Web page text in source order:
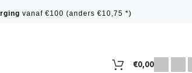
vanaf €100 (anders €10,75 *)
€0,00